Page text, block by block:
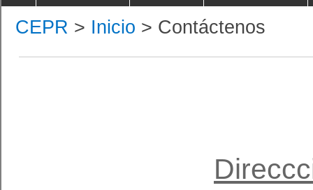
CEPR > Inicio > Contáctenos